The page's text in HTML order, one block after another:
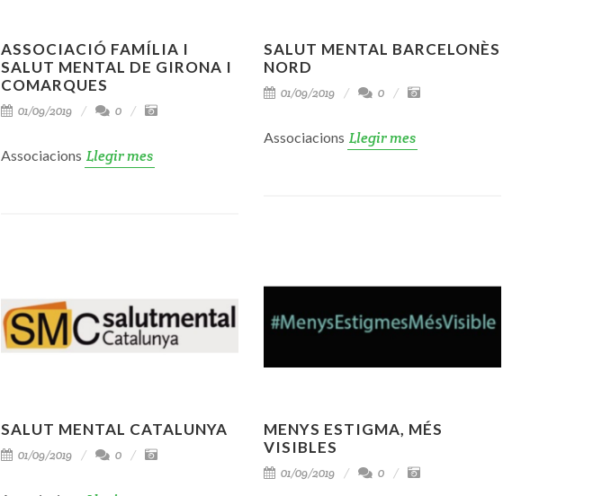
ASSOCIACIÓ FAMÍLIA I
SALUT MENTAL DE GIRONA I
COMARQUES
01/09/2019 0
Associacions Llegir mes
SALUT MENTAL BARCELONÈS
NORD
01/09/2019 0
Associacions Llegir mes
SALUT MENTAL CATALUNYA
01/09/2019 0
MENYS ESTIGMA, MÉS
VISIBLES
01/09/2019 0